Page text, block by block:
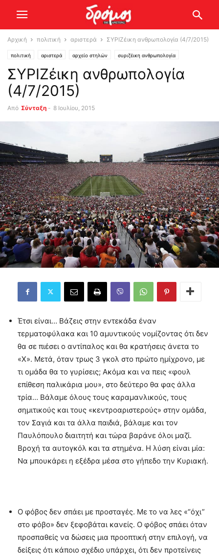
Αρχική πολιτική αριστερά ΣΥΡΙΖέικη ανθρωπολογία (4/7/2015)
πολιτική αριστερά αρχείο στηλών συριζέικη ανθρωπολογία
ΣΥΡΙΖέικη ανθρωπολογία
(4/7/2015)
Από Σύνταξη - 8 Ιουλίου, 2015
Έτσι είναι… Βάζεις στην εντεκάδα έναν
τερματοφύλακα και 10 αμυντικούς νομίζοντας ότι δεν
θα σε πιέσει ο αντίπαλος και θα κρατήσεις άνετα το
«Χ». Μετά, όταν τρως 3 γκολ στο πρώτο ημίχρονο, με
τι ομάδα θα το γυρίσεις; Ακόμα και να πεις «φουλ
επίθεση παλικάρια μου», στο δεύτερο θα φας άλλα
τρία… Βάλαμε όλους τους καραμανλικούς, τους
σημιτικούς και τους «κεντροαριστερούς» στην ομάδα,
τον Σαγιά και τα άλλα παιδιά, βάλαμε και τον
Παυλόπουλο διαιτητή και τώρα βαράνε όλοι μαζί.
Βροχή τα αυτογκόλ και τα στημένα. Η λύση είναι μία:
Να μπουκάρει η εξέδρα μέσα στο γήπεδο την Κυριακή.
Ο φόβος δεν σπάει με προσταγές. Με το να λες «“όχι”
στο φόβο» δεν ξεφοβάται κανείς. Ο φόβος σπάει όταν
προσπαθείς να δώσεις μια προοπτική στην επιλογή, να
δείξεις ότι κάποιο σχέδιο υπάρχει, ότι δεν προτείνεις